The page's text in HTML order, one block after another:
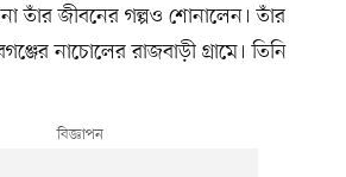
তাঁর জীবনের গল্পও শোনালেন। তাঁর
নাচোলের রাজবাড়ী গ্রামে। তিনি